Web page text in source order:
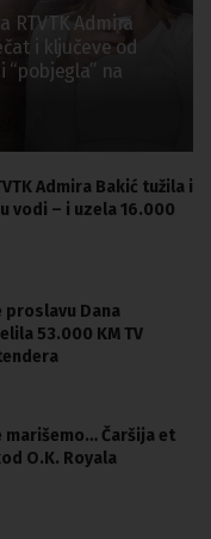
RTVTK Admira
i ključeve od
“pobjegla” na
Admira Bakić tužila i
vodi – i uzela 16.000
proslavu Dana
53.000 KM TV
marišemo… Čaršija et
O.K. Royala